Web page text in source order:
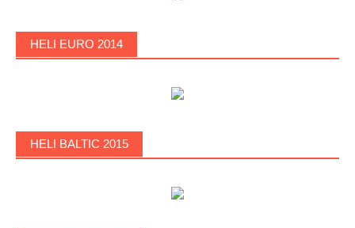
HELI EURO 2014
HELI BALTIC 2015